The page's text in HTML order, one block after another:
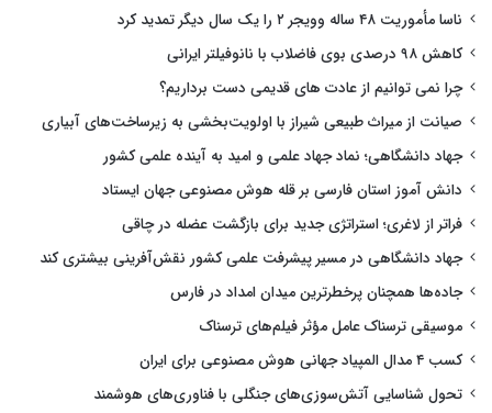
ناسا مأموریت ۴۸ ساله وویجر ۲ را یک سال دیگر تمدید کرد
کاهش ۹۸ درصدی بوی فاضلاب با نانوفیلتر ایرانی
چرا نمی توانیم از عادت های قدیمی دست برداریم؟
صیانت از میراث طبیعی شیراز با اولویت‌بخشی به زیرساخت‌های آبیاری
جهاد دانشگاهی؛ نماد جهاد علمی و امید به آینده علمی کشور
دانش آموز استان فارسی بر قله هوش مصنوعی جهان ایستاد
فراتر از لاغری؛ استراتژی جدید برای بازگشت عضله در چاقی
جهاد دانشگاهی در مسیر پیشرفت علمی کشور نقش‌آفرینی بیشتری کند
جاده‌ها همچنان پرخطرترین میدان امداد در فارس
موسیقی ترسناک عامل مؤثر فیلم‌های ترسناک
کسب ۴ مدال المپیاد جهانی هوش مصنوعی برای ایران
تحول شناسایی آتش‌سوزی‌های جنگلی با فناوری‌های هوشمند